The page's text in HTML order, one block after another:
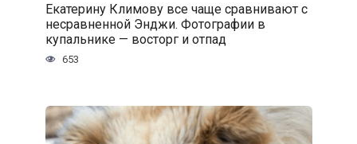
Екатерину Климову все чаще сравнивают с
несравненной Энджи. Фотографии в
купальнике — восторг и отпад
653